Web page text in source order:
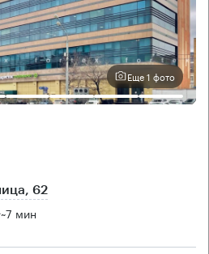
Еще 1 фото
62
~7 мин